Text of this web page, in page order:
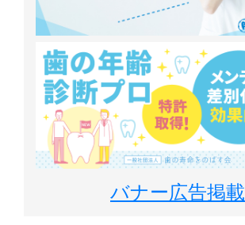
バナー広告掲載